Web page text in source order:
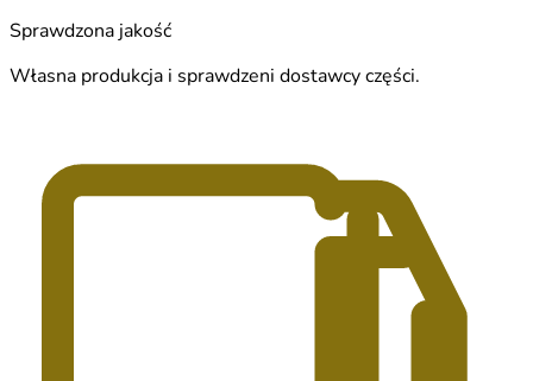
Sprawdzona jakość
Własna produkcja i sprawdzeni dostawcy części.